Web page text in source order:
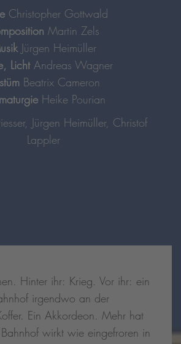
Christopher Gottwald
Martin Zels
Jürgen Heimüller
LichtAndreas Wagner
Beatrix Cameron
Heike Pourian
Jürgen Heimüller, Christof
Lappler
Hinter ihr: Krieg. Vor ihr: ein
irgendwo an der
Ein Akkordeon. Mehr hat
wirkt wie eingefroren in